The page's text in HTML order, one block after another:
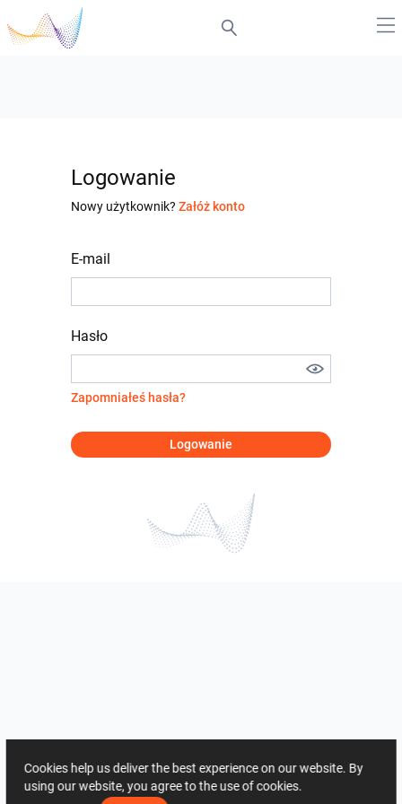
Logowanie
Nowy użytkownik? Załóż konto
E-mail
Hasło
Zapomniałeś hasła?
Logowanie
Cookies help us deliver the best experience on our website. By
using our website, you agree to the use of cookies.